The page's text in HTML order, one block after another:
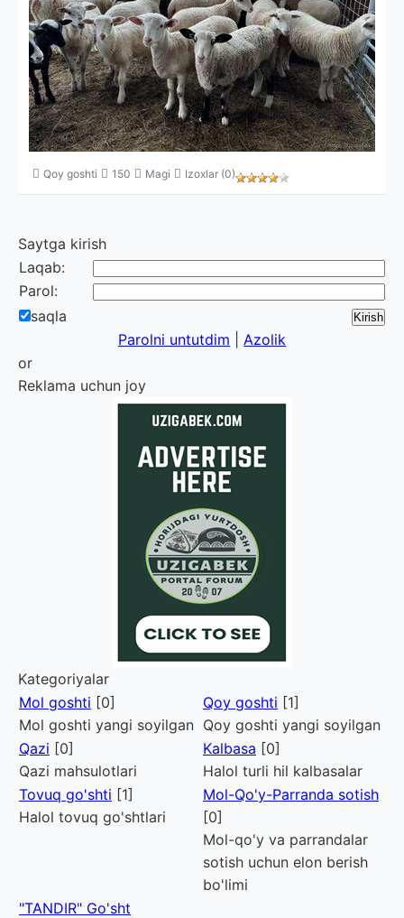
Qoy goshti 150 Magi Izoxlar (0)
Saytga kirish
Laqab:
Parol:
saqla
Parolni untutdim
Azolik
or
Reklama uchun joy
Kategoriyalar
Mol goshti [0]
Mol goshti yangi soyilgan
Qoy goshti [1]
Qoy goshti yangi soyilgan
Qazi [0]
Qazi mahsulotlari
Kalbasa [0]
Halol turli hil kalbasalar
Tovuq go'shti [1]
Halol tovuq go'shtlari
Mol-Qo'y-Parranda sotish
[0]
Mol-qo'y va parrandalar
sotish uchun elon berish
bo'limi
"TANDIR" Go'sht